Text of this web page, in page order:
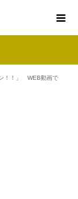
！！」 WEB動画で